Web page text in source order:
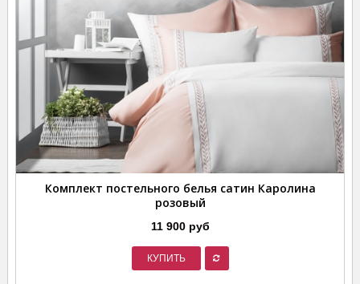
Комплект постельного белья сатин Каролина
розовый
11 900 руб
КУПИТЬ